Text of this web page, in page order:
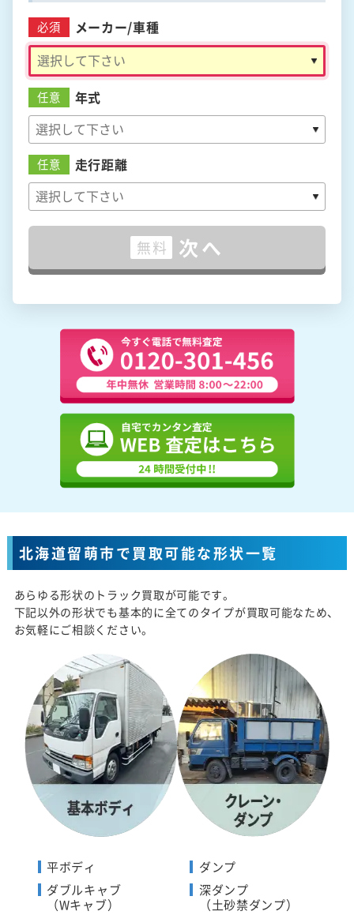
必須 メーカー/車種
任意 年式
任意 走行距離
無料 次へ
北海道留萌市で買取可能な形状一覧
あらゆる形状のトラック買取が可能です。
下記以外の形状でも基本的に全てのタイプが買取可能なため、
お気軽にご相談ください。
平ボディ
ダブルキャブ
（Wキャブ）
ダンプ
深ダンプ
（土砂禁ダンプ）